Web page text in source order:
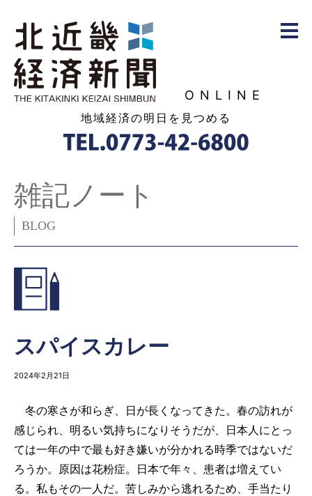
ONLINE
地域経済の明日を見つめる
雑記ノート
BLOG
スパイスカレー
2024年2月21日
冬の寒さが和らぎ、日が長くなってきた。春の訪れが
感じられ、明るい気持ちになりそうだが、日本人にとっ
ては一年の中で最も好き嫌いが分かれる時季ではないだ
ろうか。原因は花粉症。日本で年々、患者は増えてい
る。私もその一人だ。苦しみから逃れるため、手当たり